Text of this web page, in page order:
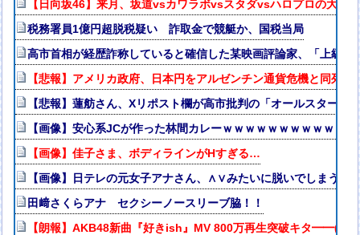
【日向坂46】来月、坂道vsカワラボvsスタダvsハロプロの大激戦
税務署員1億円超脱税疑い 詐取金で競艇か、国税当局
高市首相が経歴詐称していると確信した某映画評論家、「上級
【悲報】アメリカ政府、日本円をアルゼンチン通貨危機と同列扱
【悲報】蓮舫さん、Xリポスト欄が高市批判の「オールスタ
【画像】安心系JCが作った林間カレーｗｗｗｗｗｗｗｗｗｗｗ
【画像】佳子さま、ボディラインがHすぎる…
【画像】日テレの元女子アナさん、∧∨みたいに脱いでしまうｗ
田﨑さくらアナ セクシーノースリーブ脇！！
【朗報】AKB48新曲『好きish』MV 800万再生突破キタ